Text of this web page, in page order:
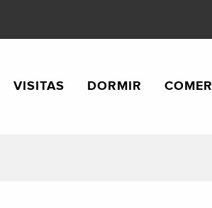
VISITAS DORMIR COMER